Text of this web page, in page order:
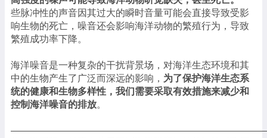
些脉冲性的声音因其过大的瞬时音量可能会直接导致受影
响生物的死亡，噪音还会影响海洋动物的繁殖行为，导致
繁殖成功率下降。
海洋噪音是一种复杂的干扰背景场，对海洋生态环境和其
中的生物产生了广泛而深远的影响， 为了保护海洋生态系
统的健康和生物多样性，我们需要采取有效措施来减少和
控制海洋噪音的排放。